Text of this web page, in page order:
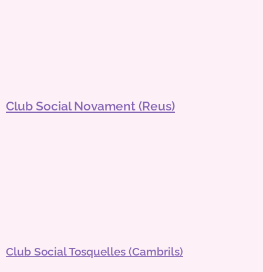
Club Social Novament (Reus)
Club Social Tosquelles (Cambrils)